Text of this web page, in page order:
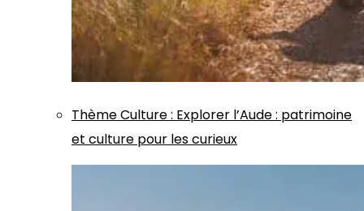
ThèmeCulture: Explorer l’Aude : patrimoine
et culture pour les curieux